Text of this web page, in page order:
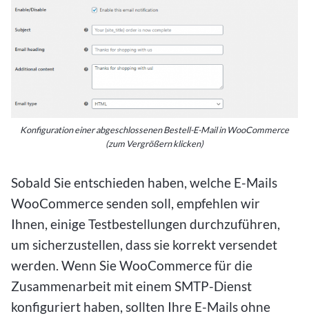
Konfiguration einer abgeschlossenen Bestell-E-Mail in WooCommerce
(zum Vergrößern klicken)
Sobald Sie entschieden haben, welche E-Mails
WooCommerce senden soll, empfehlen wir
Ihnen, einige Testbestellungen durchzuführen,
um sicherzustellen, dass sie korrekt versendet
werden. Wenn Sie WooCommerce für die
Zusammenarbeit mit einem SMTP-Dienst
konfiguriert haben, sollten Ihre E-Mails ohne